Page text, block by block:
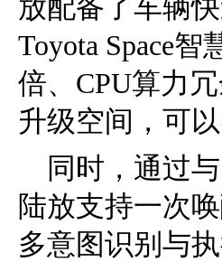
放配备了车辆
Toyota Space
倍、CPU算力
升级空间，可
同时，通过
陆放支持一次
多意图识别与